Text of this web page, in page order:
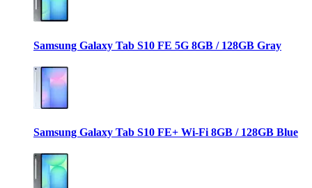
Samsung Galaxy Tab S10 FE 5G 8GB / 128GB Gray
Samsung Galaxy Tab S10 FE+ Wi-Fi 8GB / 128GB Blue